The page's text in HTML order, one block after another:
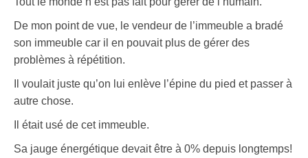
De mon point de vue, le vendeur de l’immeuble a bradé
son immeuble car il en pouvait plus de gérer des
problèmes à répétition.
Il voulait juste qu’on lui enlève l’épine du pied et passer à
autre chose.
Il était usé de cet immeuble.
Sa jauge énergétique devait être à 0% depuis longtemps!